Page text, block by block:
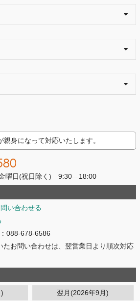
身になって対応いたします。
曜日(祝日除く) 9:30―18:00
い合わせる
088-678-6586
お問い合わせは、翌営業日より順次対応
翌月(2026年9月)